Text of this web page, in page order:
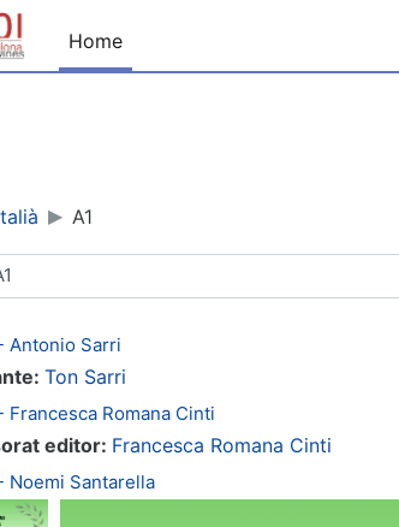
Home
A1
di corso
Antonio Sarri
Ton Sarri
Francesca Romana Cinti
editor: Francesca Romana Cinti
Noemi Santarella